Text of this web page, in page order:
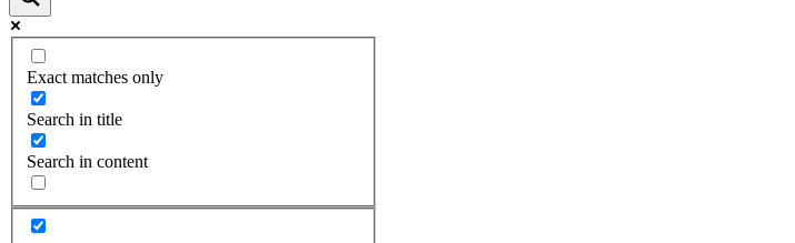
Exact matches only
Search in title
Search in content